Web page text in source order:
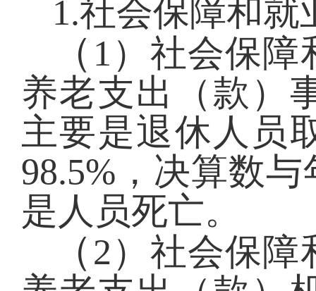
1.社会保障和就
（ 1）社会保障
养老支出（款）
主要是退休人员
98.5%，决算数
是人员死亡。
（ 2）社会保障